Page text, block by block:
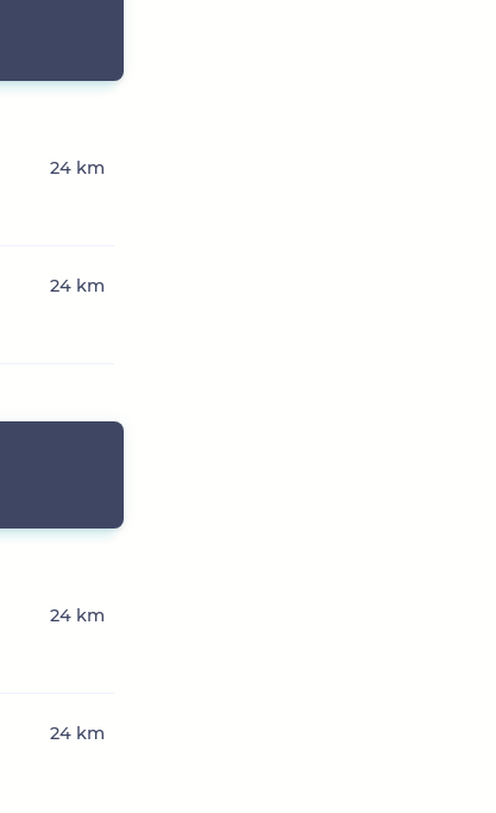
24 km
24 km
24 km
24 km